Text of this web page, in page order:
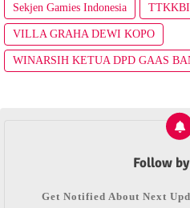
Sekjen Gamies Indonesia TTKKBI
VILLA GRAHA DEWI KOPO
WINARSIH KETUA DPD GAAS
Follow
Get Notified About Next